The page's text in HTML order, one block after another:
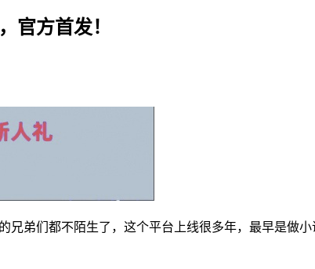
官方首发！
弟们都不陌生了，这个平台上线很多年，最早是做